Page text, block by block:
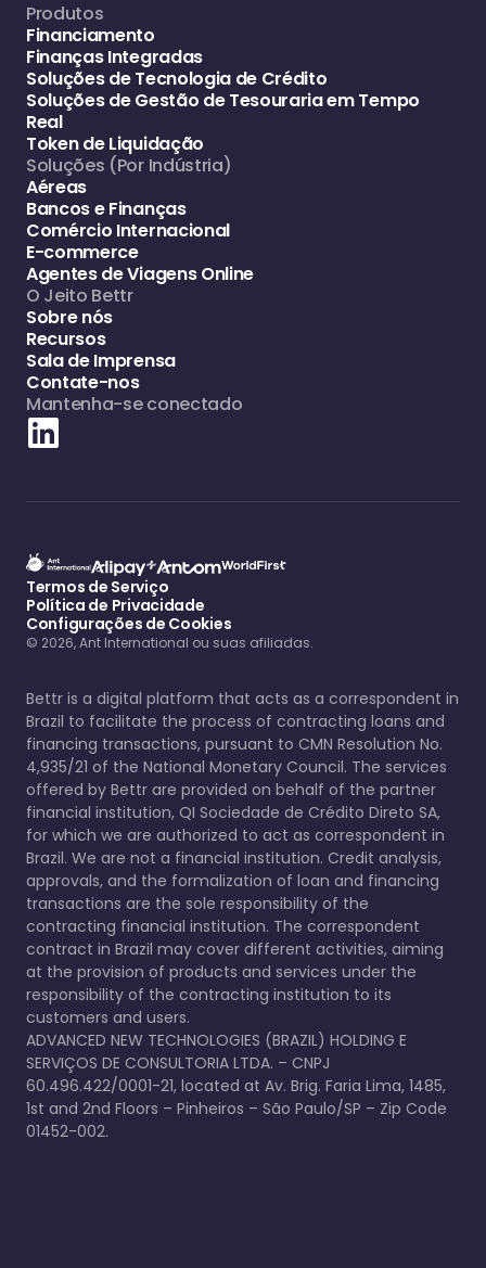
Produtos
Financiamento
Finanças Integradas
Soluções de Tecnologia de Crédito
Soluções de Gestão de Tesouraria em Tempo
Real
Token de Liquidação
Soluções (Por Indústria)
Aéreas
Bancos e Finanças
Comércio Internacional
E-commerce
Agentes de Viagens Online
O Jeito Bettr
Sobre nós
Recursos
Sala de Imprensa
Contate-nos
Mantenha-se conectado
Termos de Serviço
Política de Privacidade
Configurações de Cookies
© 2026, Ant International ou suas afiliadas.
Bettr is a digital platform that acts as a correspondent in
Brazil to facilitate the process of contracting loans and
financing transactions, pursuant to CMN Resolution No.
4,935/21 of the National Monetary Council. The services
offered by Bettr are provided on behalf of the partner
financial institution, QI Sociedade de Crédito Direto SA,
for which we are authorized to act as correspondent in
Brazil. We are not a financial institution. Credit analysis,
approvals, and the formalization of loan and financing
transactions are the sole responsibility of the
contracting financial institution. The correspondent
contract in Brazil may cover different activities, aiming
at the provision of products and services under the
responsibility of the contracting institution to its
customers and users.
ADVANCED NEW TECHNOLOGIES (BRAZIL) HOLDING E
SERVIÇOS DE CONSULTORIA LTDA. – CNPJ
60.496.422/0001-21, located at Av. Brig. Faria Lima, 1485,
1st and 2nd Floors – Pinheiros – São Paulo/SP – Zip Code
01452-002.